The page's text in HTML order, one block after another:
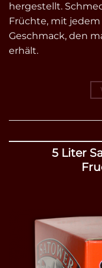
hergestellt.
Früchte, mit
Geschmack, den
erhält.
5 Liter